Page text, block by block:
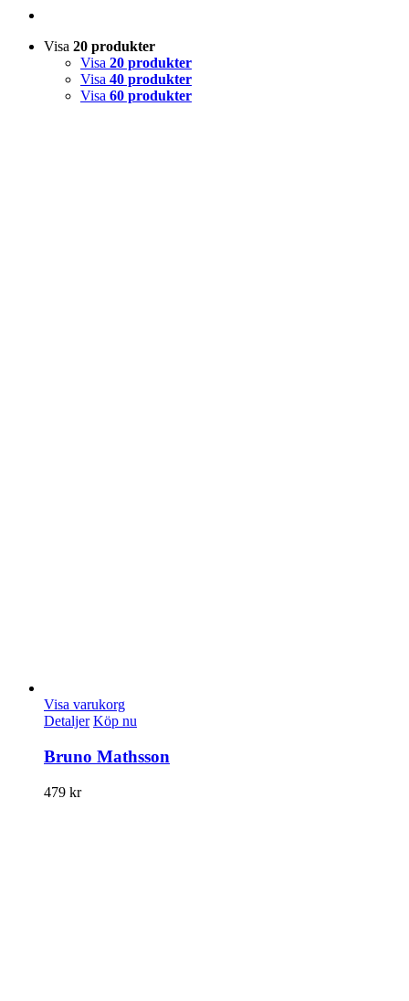
Visa 20 produkter
Visa 20 produkter
Visa 40 produkter
Visa 60 produkter
Visa varukorg
Detaljer Köp nu
Bruno Mathsson
479 kr